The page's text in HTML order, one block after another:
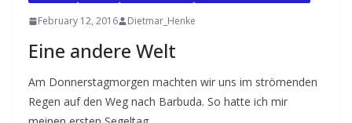
February 12, 2016 Dietmar_Henke
Eine andere Welt
Am Donnerstagmorgen machten wir uns im strömenden
Regen auf den Weg nach Barbuda. So hatte ich mir